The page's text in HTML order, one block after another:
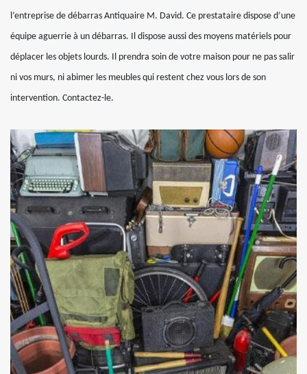
l’entreprise de débarras Antiquaire M. David. Ce prestataire dispose d’une
équipe aguerrie à un débarras. Il dispose aussi des moyens matériels pour
déplacer les objets lourds. Il prendra soin de votre maison pour ne pas salir
ni vos murs, ni abimer les meubles qui restent chez vous lors de son
intervention. Contactez-le.